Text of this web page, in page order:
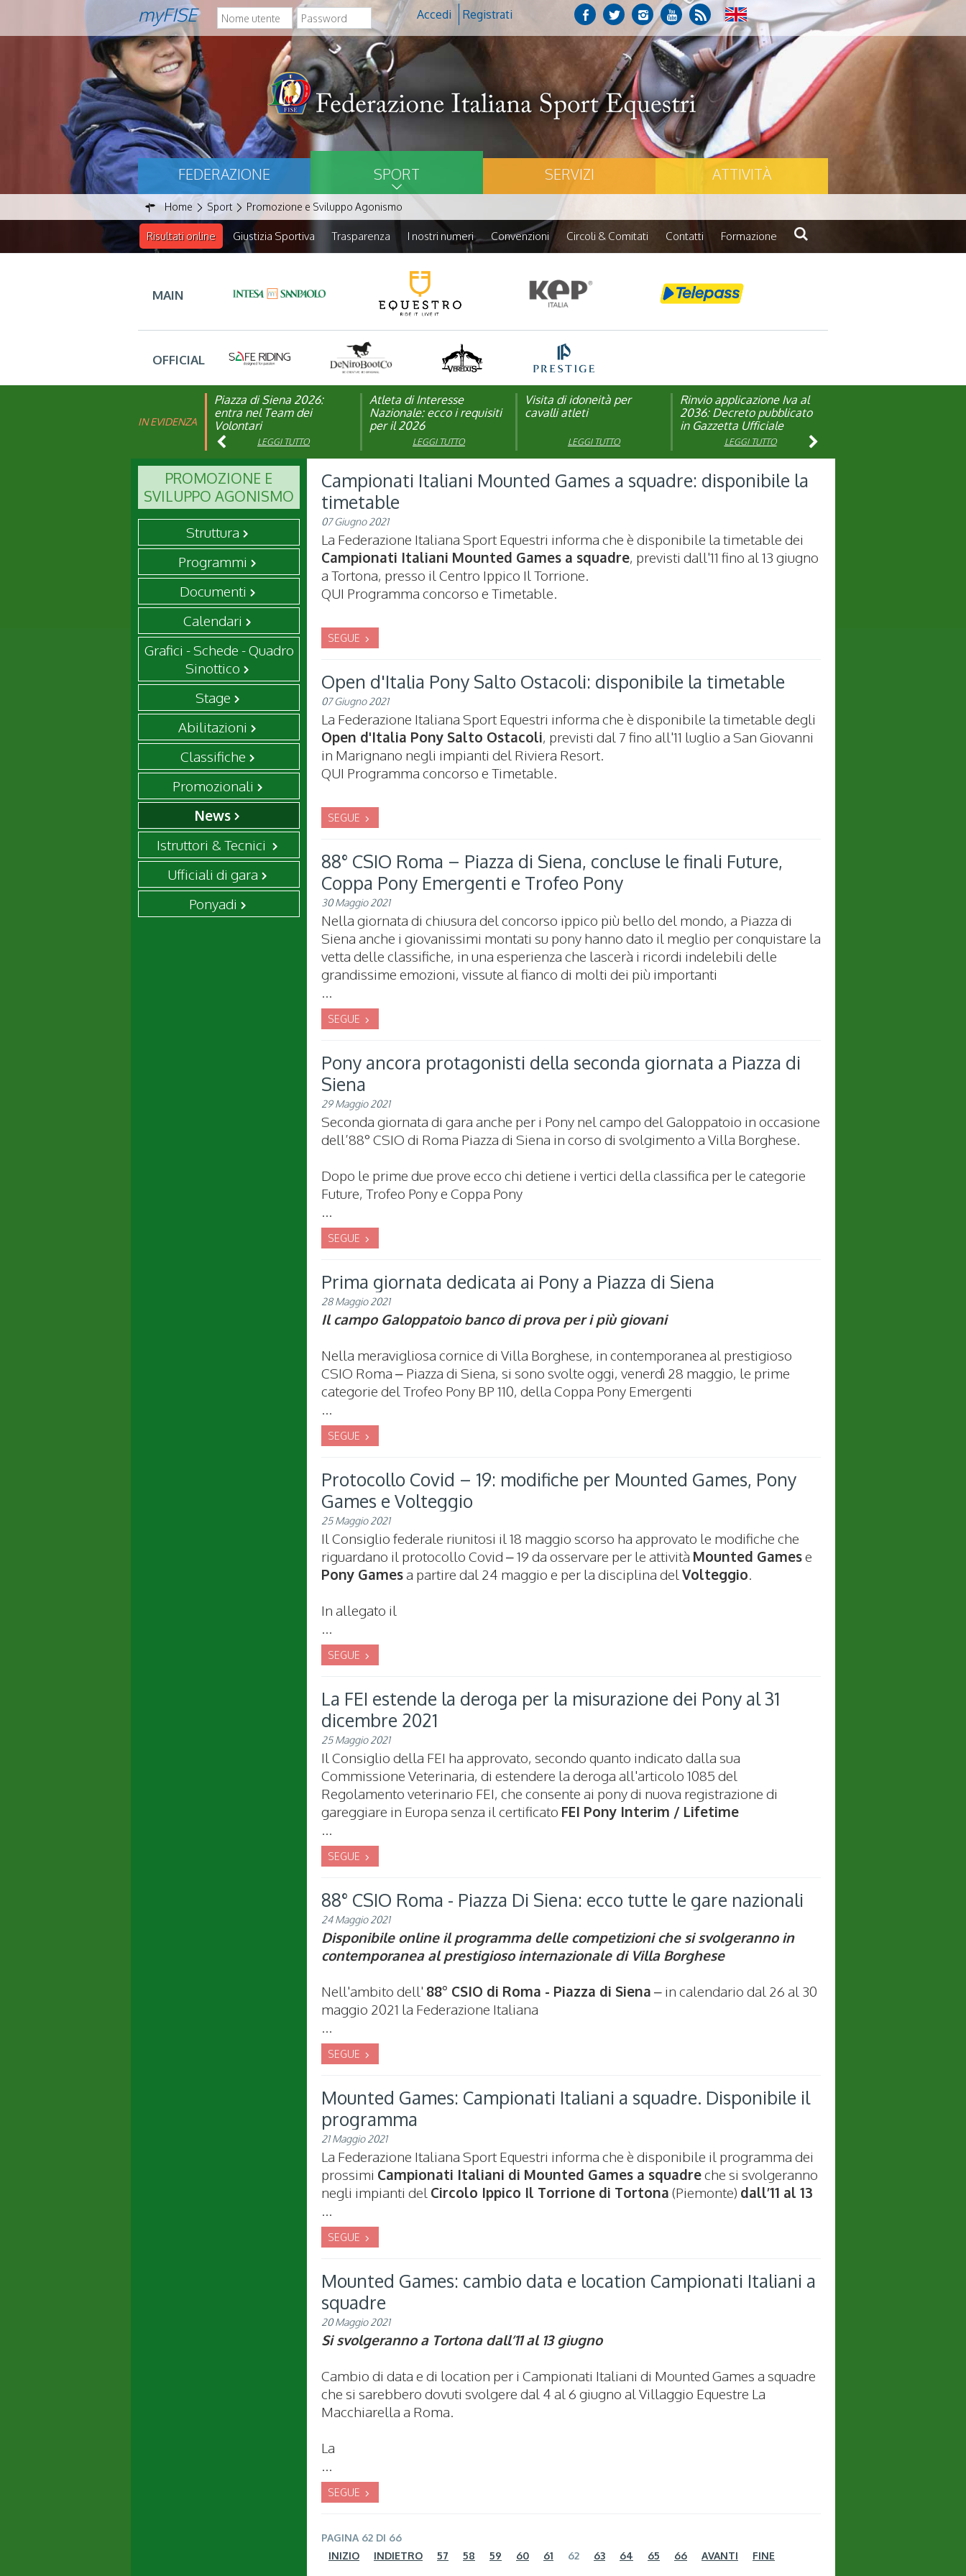
myFISE Accedi Registrati
FEDERAZIONE SPORT SERVIZI ATTIVITÀ
Home Sport Promozione e Sviluppo Agonismo
Risultati online Giustizia Sportiva Trasparenza I nostri numeri Convenzioni Circoli & Comitati Contatti Formazione
MAIN
OFFICIAL
IN EVIDENZA
Piazza di Siena 2026:
entra nel Team dei
Volontari
LEGGI TUTTO
Atleta di Interesse
Nazionale: ecco i requisiti
per il 2026
LEGGI TUTTO
Visita di idoneità per
cavalli atleti
LEGGI TUTTO
Rinvio applicazione Iva al
2036: Decreto pubblicato
in Gazzetta Ufficiale
LEGGI TUTTO
FISE: aperta la Campagna
affiliazione 2026
LEGGI TUTTO
Natale con la FISE: al via
la nona edizione
dell’iniziativa solidale della
Federazione Italiana Sport
LEGGI TUTTO
Studente Atleta di alto
livello: pubblicato il bando
2025/2026LEGGI TUTTO
Visita veterinaria annuale
LEGGI TUTTO
PROMOZIONE E
SVILUPPO AGONISMO
Struttura
Programmi
Documenti
Calendari
Grafici - Schede - Quadro
Sinottico
Stage
Abilitazioni
Classifiche
Promozionali
News
Istruttori & Tecnici
Ufficiali di gara
Ponyadi
Campionati Italiani Mounted Games a squadre: disponibile la
timetable
07 Giugno 2021
La Federazione Italiana Sport Equestri informa che è disponibile la timetable dei
Campionati Italiani Mounted Games a squadre, previsti dall'11 fino al 13 giugno
a Tortona, presso il Centro Ippico Il Torrione.
QUI Programma concorso e Timetable.
SEGUE
Open d'Italia Pony Salto Ostacoli: disponibile la timetable
07 Giugno 2021
La Federazione Italiana Sport Equestri informa che è disponibile la timetable degli
Open d'Italia Pony Salto Ostacoli, previsti dal 7 fino all'11 luglio a San Giovanni
in Marignano negli impianti del Riviera Resort.
QUI Programma concorso e Timetable.
SEGUE
88° CSIO Roma – Piazza di Siena, concluse le finali Future,
Coppa Pony Emergenti e Trofeo Pony
30 Maggio 2021
Nella giornata di chiusura del concorso ippico più bello del mondo, a Piazza di
Siena anche i giovanissimi montati su pony hanno dato il meglio per conquistare la
vetta delle classifiche, in una esperienza che lascerà i ricordi indelebili delle
grandissime emozioni, vissute al fianco di molti dei più importanti
...
SEGUE
Pony ancora protagonisti della seconda giornata a Piazza di
Siena
29 Maggio 2021
Seconda giornata di gara anche per i Pony nel campo del Galoppatoio in occasione
dell’88° CSIO di Roma Piazza di Siena in corso di svolgimento a Villa Borghese.
Dopo le prime due prove ecco chi detiene i vertici della classifica per le categorie
Future, Trofeo Pony e Coppa Pony
...
SEGUE
Prima giornata dedicata ai Pony a Piazza di Siena
28 Maggio 2021
Il campo Galoppatoio banco di prova per i più giovani
Nella meravigliosa cornice di Villa Borghese, in contemporanea al prestigioso
CSIO Roma – Piazza di Siena, si sono svolte oggi, venerdì 28 maggio, le prime
categorie del Trofeo Pony BP 110, della Coppa Pony Emergenti
...
SEGUE
Protocollo Covid – 19: modifiche per Mounted Games, Pony
Games e Volteggio
25 Maggio 2021
Il Consiglio federale riunitosi il 18 maggio scorso ha approvato le modifiche che
riguardano il protocollo Covid – 19 da osservare per le attività Mounted Gamese
Pony Gamesa partire dal 24 maggio e per la disciplina del Volteggio.
In allegato il
...
SEGUE
La FEI estende la deroga per la misurazione dei Pony al 31
dicembre 2021
25 Maggio 2021
Il Consiglio della FEI ha approvato, secondo quanto indicato dalla sua
Commissione Veterinaria, di estendere la deroga all'articolo 1085 del
Regolamento veterinario FEI, che consente ai pony di nuova registrazione di
gareggiare in Europa senza il certificato FEI Pony Interim / Lifetime
...
SEGUE
88° CSIO Roma - Piazza Di Siena: ecco tutte le gare nazionali
24 Maggio 2021
Disponibile online il programma delle competizioni che si svolgeranno in
contemporanea al prestigioso internazionale di Villa Borghese
Nell'ambito dell' 88° CSIO di Roma - Piazza di Siena – in calendario dal 26 al 30
maggio 2021 la Federazione Italiana
...
SEGUE
Mounted Games: Campionati Italiani a squadre. Disponibile il
programma
21 Maggio 2021
La Federazione Italiana Sport Equestri informa che è disponibile il programma dei
prossimi Campionati Italiani di Mounted Games a squadreche si svolgeranno
negli impianti del Circolo Ippico Il Torrione di Tortona (Piemonte) dall’11 al 13
...
SEGUE
Mounted Games: cambio data e location Campionati Italiani a
squadre
20 Maggio 2021
Si svolgeranno a Tortona dall’11 al 13 giugno
Cambio di data e di location per i Campionati Italiani di Mounted Games a squadre
che si sarebbero dovuti svolgere dal 4 al 6 giugno al Villaggio Equestre La
Macchiarella a Roma.
La
...
SEGUE
PAGINA 62 DI 66
INIZIO
INDIETRO 57 58 59 60 61 62 63 64 65 66 AVANTI FINE